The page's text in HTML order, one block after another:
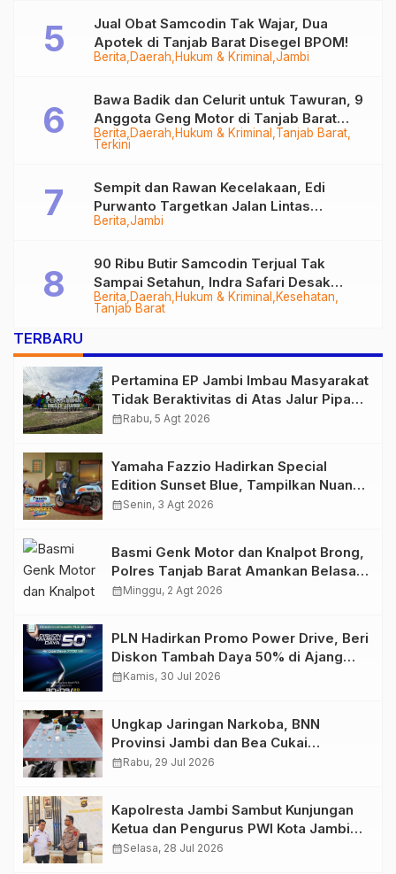
Berita Daerah Hukum & Kriminal Jambi
Jual Obat Samcodin Tak Wajar, Dua
Apotek di Tanjab Barat Disegel BPOM!
Berita Daerah Hukum & Kriminal Tanjab Barat
Terkini
Bawa Badik dan Celurit untuk Tawuran, 9
Anggota Geng Motor di Tanjab Barat
Diringkus
Berita Jambi
Sempit dan Rawan Kecelakaan, Edi
Purwanto Targetkan Jalan Lintas
Tungkal-Jambi Mulus di 2028
Berita Daerah Hukum & Kriminal
Kesehatan
Tanjab Barat
90 Ribu Butir Samcodin Terjual Tak
Sampai Setahun, Indra Safari Desak
Audit Menyeluruh
TERBARU
Pertamina EP Jambi Imbau Masyarakat
Tidak Beraktivitas di Atas Jalur Pipa
Migas Demi Keselamatan Bersama
calendar_monthRabu, 5 Agt 2026
Yamaha Fazzio Hadirkan Special
Edition Sunset Blue, Tampilkan Nuansa
Retro Summer yang Semakin Skena
calendar_monthSenin, 3 Agt 2026
Basmi Genk Motor dan Knalpot Brong,
Polres Tanjab Barat Amankan Belasan
Kendaraan
calendar_monthMinggu, 2 Agt 2026
PLN Hadirkan Promo Power Drive, Beri
Diskon Tambah Daya 50% di Ajang
GIIAS 2026
calendar_monthKamis, 30 Jul 2026
Ungkap Jaringan Narkoba, BNN
Provinsi Jambi dan Bea Cukai
Amankan Sembilan Pelaku beserta
calendar_monthRabu, 29 Jul 2026
Kapolresta Jambi Sambut Kunjungan
Ketua dan Pengurus PWI Kota Jambi
Perkuat Sinergi dan Kolaborasi
calendar_monthSelasa, 28 Jul 2026